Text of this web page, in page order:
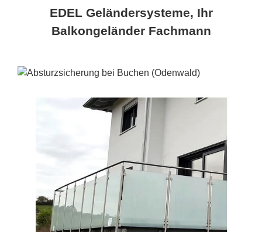
EDEL Geländersysteme, Ihr
Balkongeländer Fachmann